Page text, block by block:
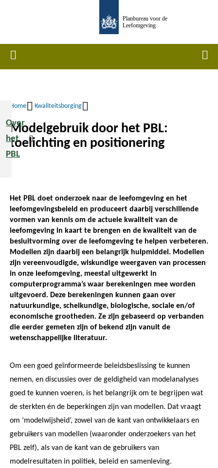
inhoud
Planbureau voor de
Leefomgeving
Home
Kruimelpad
Home Kwaliteitsborging
Modelgebruik door het PBL:
toelichting en positionering
Over
het
PBL
Het PBL doet onderzoek naar de leefomgeving en het
leefomgevingsbeleid en produceert daarbij verschillende
vormen van kennis om de actuele kwaliteit van de
leefomgeving in kaart te brengen en de kwaliteit van de
besluitvorming over de leefomgeving te helpen verbeteren.
Modellen zijn daarbij een belangrijk hulpmiddel. Modellen
zijn vereenvoudigde, wiskundige weergaven van processen
in onze leefomgeving, meestal uitgewerkt in
computerprogramma’s waar berekeningen mee worden
uitgevoerd. Deze berekeningen kunnen gaan over
natuurkundige, scheikundige, biologische, sociale en/of
economische grootheden. Ze zijn gebaseerd op verbanden
die eerder gemeten zijn of bekend zijn vanuit de
wetenschappelijke literatuur.
Om een goed geïnformeerde beleidsbeslissing te kunnen
nemen, en discussies over de geldigheid van modelanalyses
goed te kunnen voeren, is het belangrijk om te begrijpen wat
de sterkten én de beperkingen zijn van modellen. Dat vraagt
om ‘modelwijsheid’, zowel van de kant van ontwikkelaars en
gebruikers van modellen (waaronder onderzoekers van het
PBL zelf), als van de kant van de gebruikers van
modelresultaten in politiek, beleid en samenleving.